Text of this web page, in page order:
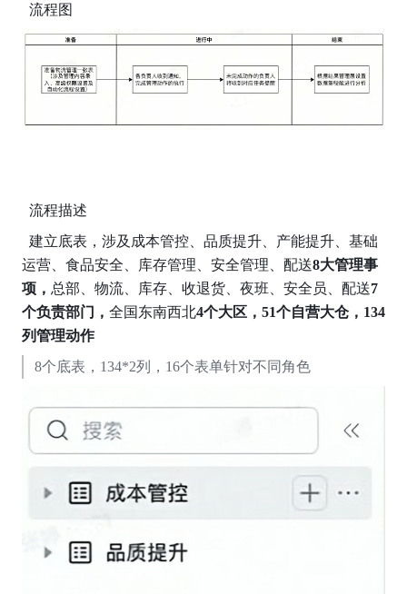
  流程图
  流程描述
运营、食品安全、库存管理、安全管理、配送8大管理事
项， 总部、物流、库存、收退货、夜班、安全员、配送7
个负责部门， 全国东南西北4个大区，51个自营大仓，134
列管理动作
8个底表，134*2列，16个表单针对不同角色